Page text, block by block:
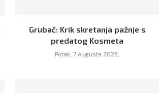
Grubač: Krik skretanja pažnje s
predatog Kosmeta
Petak, 7 Augusta 2026,